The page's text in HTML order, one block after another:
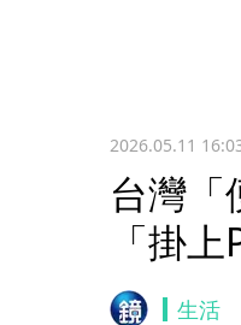
2026.05.11
台灣「
「掛
生活